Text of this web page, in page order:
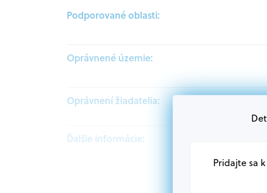
Podporované oblasti:
Oprávnené územie:
Oprávnení žiadatelia:
Ďalšie informácie:
Pridajte sa